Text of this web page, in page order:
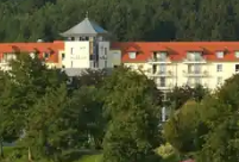
billede